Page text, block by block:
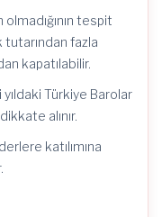
tespit
fazla
kapatılabilir.
Türkiye Barolar
alınır.
katılımına